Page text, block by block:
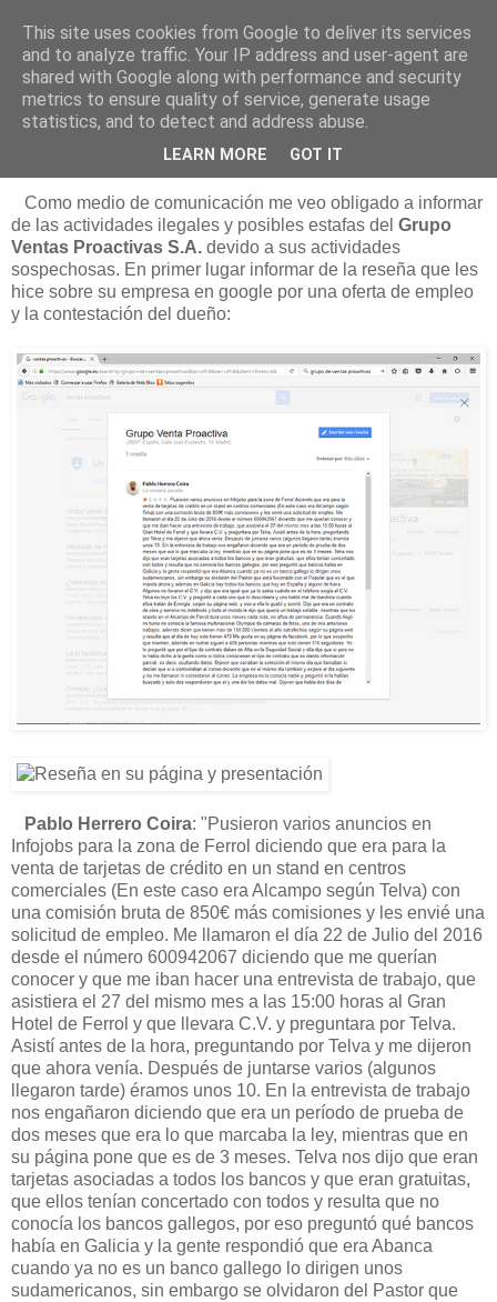
Está de pinga
29/7/16
Grupo Ventas Proactivas
Como medio de comunicación me veo obligado a informar
de las actividades ilegales y posibles estafas del Grupo
Ventas Proactivas S.A. devido a sus actividades
sospechosas. En primer lugar informar de la reseña que les
hice sobre su empresa en google por una oferta de empleo
y la contestación del dueño:
Pablo Herrero Coira: "Pusieron varios anuncios en
Infojobs para la zona de Ferrol diciendo que era para la
venta de tarjetas de crédito en un stand en centros
comerciales (En este caso era Alcampo según Telva) con
una comisión bruta de 850€ más comisiones y les envié una
solicitud de empleo. Me llamaron el día 22 de Julio del 2016
desde el número 600942067 diciendo que me querían
conocer y que me iban hacer una entrevista de trabajo, que
asistiera el 27 del mismo mes a las 15:00 horas al Gran
Hotel de Ferrol y que llevara C.V. y preguntara por Telva.
Asistí antes de la hora, preguntando por Telva y me dijeron
que ahora venía. Después de juntarse varios (algunos
llegaron tarde) éramos unos 10. En la entrevista de trabajo
nos engañaron diciendo que era un período de prueba de
dos meses que era lo que marcaba la ley, mientras que en
su página pone que es de 3 meses. Telva nos dijo que eran
tarjetas asociadas a todos los bancos y que eran gratuitas,
que ellos tenían concertado con todos y resulta que no
conocía los bancos gallegos, por eso preguntó qué bancos
había en Galicia y la gente respondió que era Abanca
cuando ya no es un banco gallego lo dirigen unos
sudamericanos, sin embargo se olvidaron del Pastor que
This site uses cookies from Google to deliver its services
and to analyze traffic. Your IP address and user-agent are
shared with Google along with performance and security
metrics to ensure quality of service, generate usage
statistics, and to detect and address abuse.
LEARN MORE GOT IT